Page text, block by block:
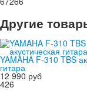
Другие
YAMAHA F-310 TBS
гитара
12 990 руб
426